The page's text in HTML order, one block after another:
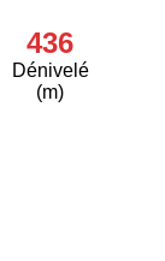
436
Dénivelé
(m)